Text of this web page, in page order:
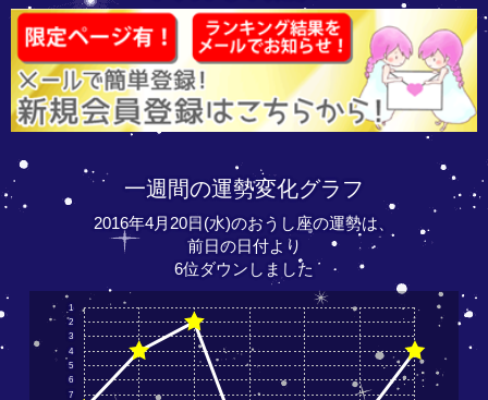
一週間の運勢変化グラフ
2016年4月20日(水)のおうし座の運勢は、
前日の日付より
6位ダウンしました
7
6
5
4
3
2
1